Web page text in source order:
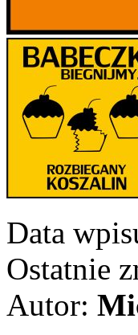
Data
Ostatnie
Autor: